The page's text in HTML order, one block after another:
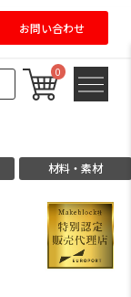
0
お問い合わせ
材料・素材